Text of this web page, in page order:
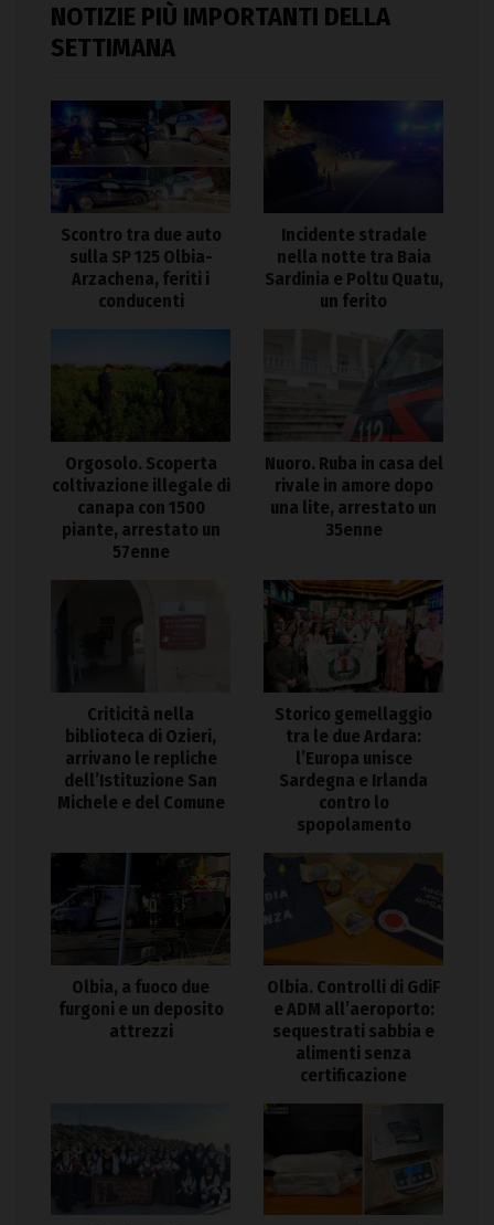
NOTIZIE PIÙ IMPORTANTI DELLA
SETTIMANA
Scontro tra due auto
sulla SP 125 Olbia-
Arzachena, feriti i
conducenti
Incidente stradale
nella notte tra Baia
Sardinia e Poltu Quatu,
un ferito
Orgosolo. Scoperta
coltivazione illegale di
canapa con 1500
piante, arrestato un
57enne
Nuoro. Ruba in casa del
rivale in amore dopo
una lite, arrestato un
35enne
Criticità nella
biblioteca di Ozieri,
arrivano le repliche
dell’Istituzione San
Michele e del Comune
Storico gemellaggio
tra le due Ardara:
l’Europa unisce
Sardegna e Irlanda
contro lo
spopolamento
Olbia, a fuoco due
furgoni e un deposito
attrezzi
Olbia. Controlli di GdiF
e ADM all’aeroporto:
sequestrati sabbia e
alimenti senza
certificazione